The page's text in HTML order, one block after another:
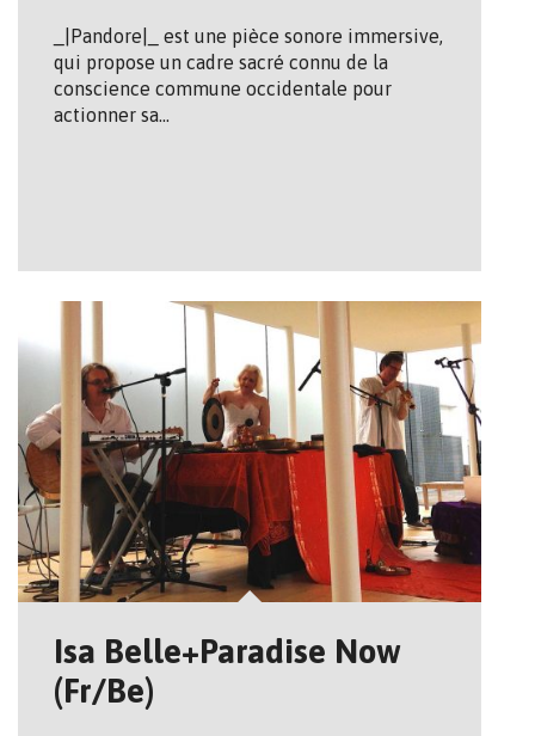
_|Pandore|_ est une pièce sonore immersive,
qui propose un cadre sacré connu de la
conscience commune occidentale pour
actionner sa…
Isa Belle+Paradise Now
(Fr/Be)